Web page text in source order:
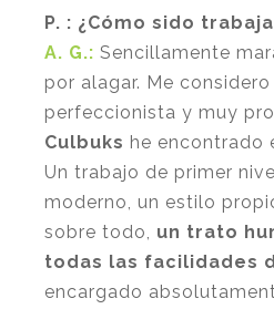
P. : ¿Cómo sido
A. G.: Sencillamente
por alagar. Me
perfeccionista y muy
Culbuks he encontrado
Un trabajo de primer
moderno, un estilo
sobre todo, un trato
todas las facilidades
encargado